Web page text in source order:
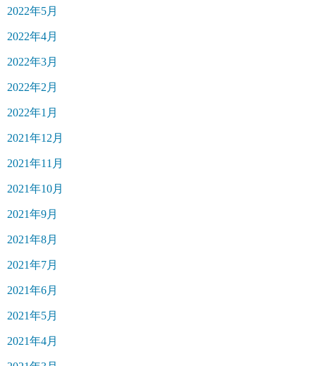
2022年5月
2022年4月
2022年3月
2022年2月
2022年1月
2021年12月
2021年11月
2021年10月
2021年9月
2021年8月
2021年7月
2021年6月
2021年5月
2021年4月